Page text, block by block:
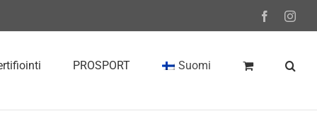
Facebook
PROSPORT Suomi